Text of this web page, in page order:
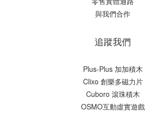
與我們合作
追蹤我們
Plus-Plus 加加積木
Clixo 創樂多磁力片
Cuboro 滾珠積木
OSMO互動虛實遊戲